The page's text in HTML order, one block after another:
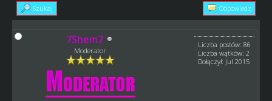
Szukaj Odpowiedz
7Shem7
Moderator
Liczba postów: 86
Liczba wątków: 2
Dołączył: Jul 2015